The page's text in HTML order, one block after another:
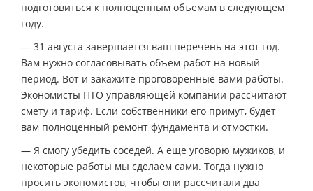
подготовиться к полноценным объемам в следующем
году.
— 31 августа завершается ваш перечень на этот год.
Вам нужно согласовывать объем работ на новый
период. Вот и закажите проговоренные вами работы.
Экономисты ПТО управляющей компании рассчитают
смету и тариф. Если собственники его примут, будет
вам полноценный ремонт фундамента и отмостки.
— Я смогу убедить соседей. А еще уговорю мужиков, и
некоторые работы мы сделаем сами. Тогда нужно
просить экономистов, чтобы они рассчитали два